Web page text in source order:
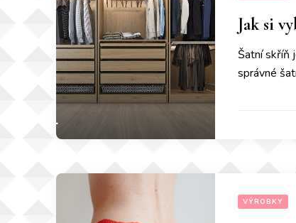
Jak si
Šatní skříň
správné
VÝROBKY